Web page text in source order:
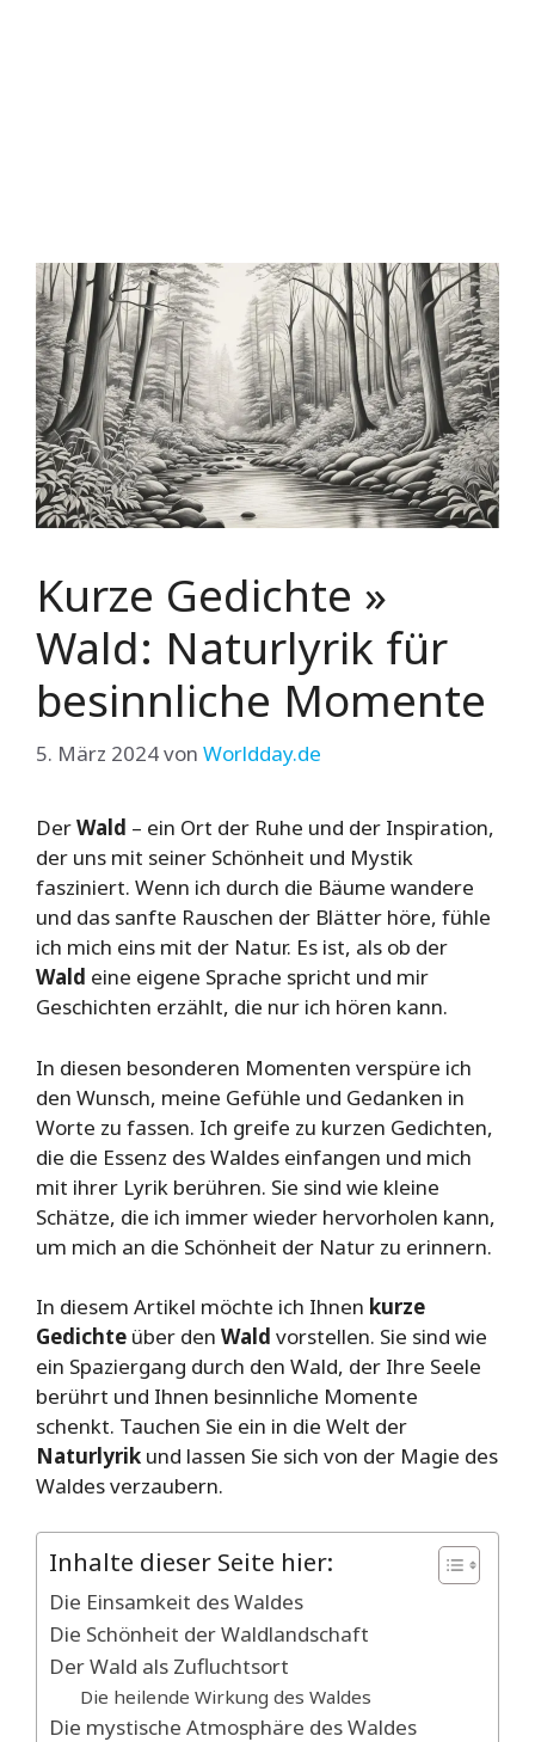
Kurze Gedichte »
Wald: Naturlyrik für
besinnliche Momente
5. März 2024von Worldday.de
DerWald – ein Ort der Ruhe und der Inspiration,
der uns mit seiner Schönheit und Mystik
fasziniert. Wenn ich durch die Bäume wandere
und das sanfte Rauschen der Blätter höre, fühle
ich mich eins mit der Natur. Es ist, als ob der
Wald eine eigene Sprache spricht und mir
Geschichten erzählt, die nur ich hören kann.
In diesen besonderen Momenten verspüre ich
den Wunsch, meine Gefühle und Gedanken in
Worte zu fassen. Ich greife zu kurzen Gedichten,
die die Essenz des Waldes einfangen und mich
mit ihrer Lyrik berühren. Sie sind wie kleine
Schätze, die ich immer wieder hervorholen kann,
um mich an die Schönheit der Natur zu erinnern.
In diesem Artikel möchte ich Ihnen kurze
Gedichte über den Wald vorstellen. Sie sind wie
ein Spaziergang durch den Wald, der Ihre Seele
berührt und Ihnen besinnliche Momente
schenkt. Tauchen Sie ein in die Welt der
Naturlyrik und lassen Sie sich von der Magie des
Waldes verzaubern.
Inhalte dieser Seite hier:
Die Einsamkeit des Waldes
Die Schönheit der Waldlandschaft
Der Wald als Zufluchtsort
Die heilende Wirkung des Waldes
Die mystische Atmosphäre des Waldes